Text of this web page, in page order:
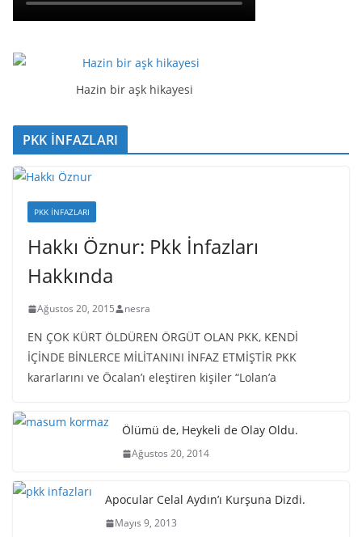
Hazin bir aşk hikayesi
PKK İNFAZLARI
PKK İNFAZLARI
Hakkı Öznur: Pkk İnfazları
Hakkında
Ağustos 20, 2015 nesra
EN ÇOK KÜRT ÖLDÜREN ÖRGÜT OLAN PKK, KENDİ
İÇİNDE BİNLERCE MİLİTANINI İNFAZ ETMİŞTİR PKK
kararlarını ve Öcalan’ı eleştiren kişiler “Lolan’a
Ölümü de, Heykeli de Olay Oldu.
Ağustos 20, 2014
Apocular Celal Aydın’ı Kurşuna Dizdi.
Mayıs 9, 2013